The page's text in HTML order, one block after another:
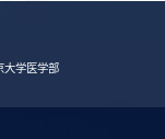
大学医学部